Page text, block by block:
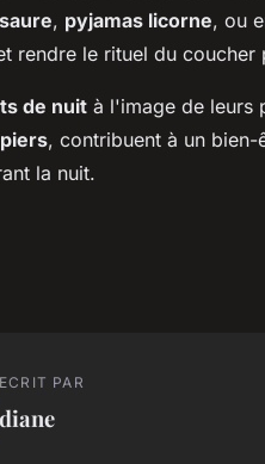
, pyjamas licorne, ou
rendre le rituel du coucher
de nuit à l'image de leurs
, contribuent à un
la nuit.
ECRIT PAR
diane